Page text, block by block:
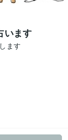
います
ます